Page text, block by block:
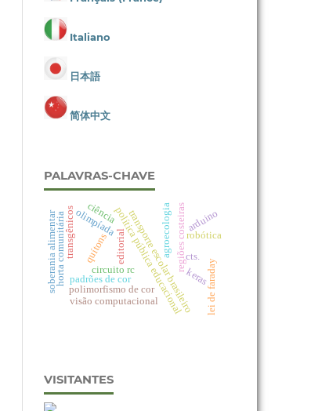
Italiano
日本語
简体中文
PALAVRAS-CHAVE
editorial
olimpíadapolítica pública educacional
transporte escolar brasileiro
padrões de cor
polimorfismo de cor
quítons regiões costeirasrobótica
visão computacional
keras
transgênicos cts.
horta comunitária agroecologia
lei de faraday
ciência
soberania alimentar arduino
circuito rc
VISITANTES